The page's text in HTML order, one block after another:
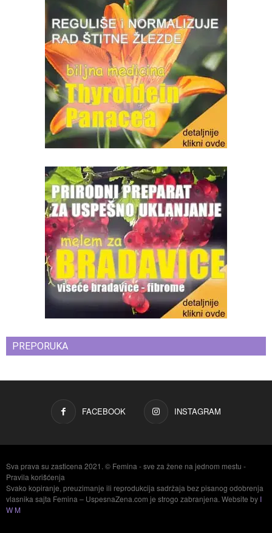
PREPORUKA
FACEBOOK INSTAGRAM
Sva prava su zasticena 2021. © Femina - sve za žene na jednom mestu -
Pravila korišćenja
Svako kopiranje, preuzimanje ili reprodukcija sadržaja bez pisanog odobrenja
vlasnika sajta Femina – UspesnaZena.com je strogo zabranjena. Website by I
W M